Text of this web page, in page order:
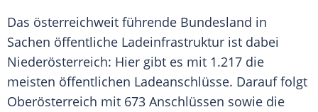
Das österreichweit führende Bundesland in
Sachen öffentliche Ladeinfrastruktur ist dabei
Niederösterreich: Hier gibt es mit 1.217 die
meisten öffentlichen Ladeanschlüsse. Darauf folgt
Oberösterreich mit 673 Anschlüssen sowie die